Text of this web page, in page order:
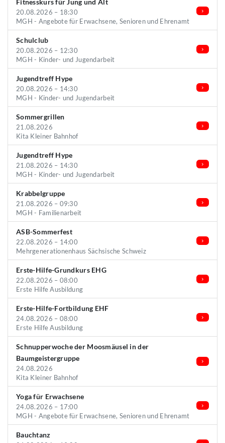
Fitnesskurs für Jung und Alt
20.08.2026 – 18:30
MGH - Angebote für Erwachsene, Senioren und Ehrenamt
Schulclub
20.08.2026 – 12:30
MGH - Kinder- und Jugendarbeit
Jugendtreff Hype
20.08.2026 – 14:30
MGH - Kinder- und Jugendarbeit
Sommergrillen
21.08.2026
Kita Kleiner Bahnhof
Jugendtreff Hype
21.08.2026 – 14:30
MGH - Kinder- und Jugendarbeit
Krabbelgruppe
21.08.2026 – 09:30
MGH - Familienarbeit
ASB-Sommerfest
22.08.2026 – 14:00
Mehrgenerationenhaus Sächsische Schweiz
Erste-Hilfe-Grundkurs EHG
22.08.2026 – 08:00
Erste Hilfe Ausbildung
Erste-Hilfe-Fortbildung EHF
24.08.2026 – 08:00
Erste Hilfe Ausbildung
Schnupperwoche der Moosmäusel in der
Baumgeistergruppe
24.08.2026
Kita Kleiner Bahnhof
Yoga für Erwachsene
24.08.2026 – 17:00
MGH - Angebote für Erwachsene, Senioren und Ehrenamt
Bauchtanz